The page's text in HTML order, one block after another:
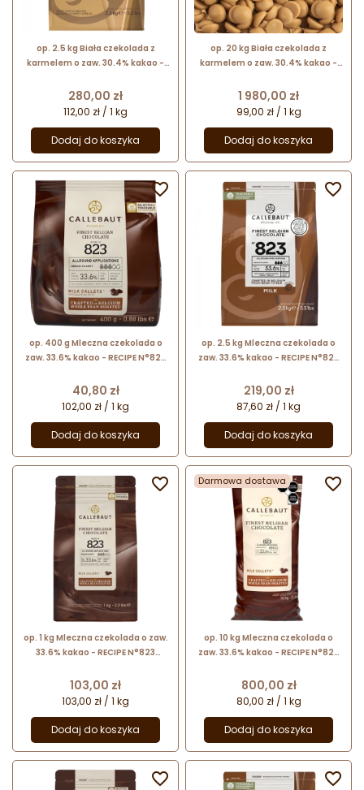
op. 2.5 kg Biała czekolada z
karmelem o zaw. 30.4% kakao -
kat. CHK-R30GOLD-E4-U70
Cena
280,00 zł
112,00 zł / 1 kg
Dodaj do koszyka
op. 20 kg Biała czekolada z
karmelem o zaw. 30.4% kakao -
R30GOLD-78A
Cena
1 980,00 zł
99,00 zł / 1 kg
Dodaj do koszyka
op. 400 g Mleczna czekolada o
zaw. 33.6% kakao - RECIPE N°823
Cena
40,80 zł
102,00 zł / 1 kg
Dodaj do koszyka

op. 2.5 kg Mleczna czekolada o
zaw. 33.6% kakao - RECIPE N°823
Cena
219,00 zł
87,60 zł / 1 kg
Dodaj do koszyka

op. 1 kg Mleczna czekolada o zaw.
33.6% kakao - RECIPE N°823
Cena
103,00 zł
103,00 zł / 1 kg
Dodaj do koszyka
 Darmowa dostawa
op. 10 kg Mleczna czekolada o
zaw. 33.6% kakao - RECIPE N°823
Cena
800,00 zł
80,00 zł / 1 kg
Dodaj do koszyka

 